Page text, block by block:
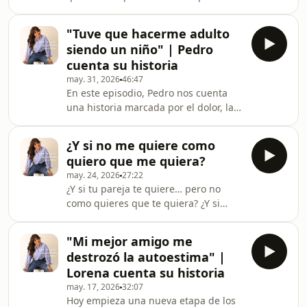
bullying silencioso que terminó
afectando profundamente a su
autoestima, a su forma de relac
cambiado nuestra forma de vernos, la
sensación de que nunca es suficiente
y por qué no debemos olvidar que
estamos viviendo cosas que un día
soñamos.
"Tuve que hacerme adulto
siendo un niño" | Pedro
cuenta su historia
may. 31, 202646:47
En este episodio, Pedro nos cuenta
una historia marcada por el dolor, la
divorcio de sus padres, de cómo las
nuevas parejas de ambos hicieron
que durante mucho tiempo no
sintiera su propia casa como un lugar
seguro, de la pérdida de su padre
siendo todavía muy joven y de todo lo
que tuvo que aprender cuando aún
era un niño. Una conv
¿Y si no me quiere como
quiero que me quiera?
may. 24, 202627:22
¿Y si tu pareja te quiere… pero no
como quieres que te quiera? ¿Y si
episodio de hoy hablamos sobre
diferencias emocionales, expectativas
en pareja y lo complicado que puede
llegar a ser querer a alguien que ama
de una manera muy distinta a la tuya.
"Mi mejor amigo me
destrozó la autoestima" |
Lorena cuenta su historia
may. 17, 202632:07
Hoy empieza una nueva etapa de los